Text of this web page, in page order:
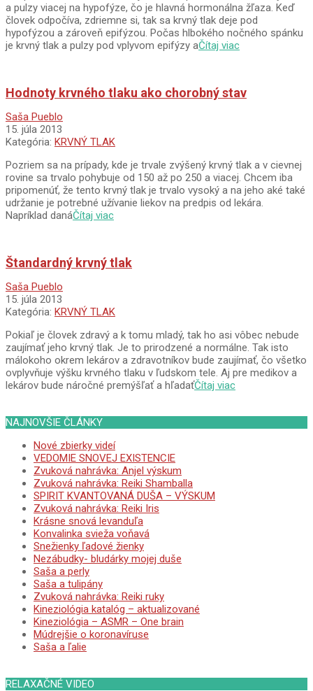
a pulzy viacej na hypofýze, čo je hlavná hormonálna žľaza. Keď
človek odpočíva, zdriemne si, tak sa krvný tlak deje pod
hypofýzou a zároveň epifýzou. Počas hlbokého nočného spánku
je krvný tlak a pulzy pod vplyvom epifýzy aČítaj viac
Hodnoty krvného tlaku ako chorobný stav
2013-
07-
15
Saša Pueblo
15. júla 2013
Kategória: KRVNÝ TLAK
Pozriem sa na prípady, kde je trvale zvýšený krvný tlak a v cievnej
rovine sa trvalo pohybuje od 150 až po 250 a viacej. Chcem iba
pripomenúť, že tento krvný tlak je trvalo vysoký a na jeho aké také
udržanie je potrebné užívanie liekov na predpis od lekára.
Napríklad danáČítaj viac
Štandardný krvný tlak
2013-
07-
15
Saša Pueblo
15. júla 2013
Kategória: KRVNÝ TLAK
Pokiaľ je človek zdravý a k tomu mladý, tak ho asi vôbec nebude
zaujímať jeho krvný tlak. Je to prirodzené a normálne. Tak isto
málokoho okrem lekárov a zdravotníkov bude zaujímať, čo všetko
ovplyvňuje výšku krvného tlaku v ľudskom tele. Aj pre medikov a
lekárov bude náročné premýšľať a hľadaťČítaj viac
NAJNOVŠIE ČLÁNKY
Nové zbierky videí
VEDOMIE SNOVEJ EXISTENCIE
Zvuková nahrávka: Anjel výskum
Zvuková nahrávka: Reiki Shamballa
SPIRIT KVANTOVANÁ DUŠA – VÝSKUM
Zvuková nahrávka: Reiki Iris
Krásne snová levanduľa
Konvalinka svieža voňavá
Snežienky ľadové žienky
Nezábudky- bludárky mojej duše
Saša a perly
Saša a tulipány
Zvuková nahrávka: Reiki ruky
Kineziológia katalóg – aktualizované
Kineziológia – ASMR – One brain
Múdrejšie o koronavíruse
Saša a ľalie
RELAXAČNÉ VIDEO